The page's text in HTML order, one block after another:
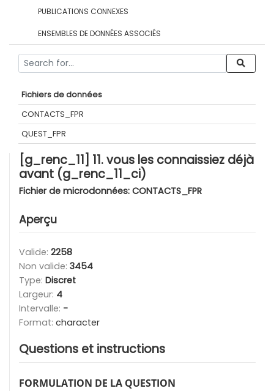
PUBLICATIONS CONNEXES
ENSEMBLES DE DONNÉES ASSOCIÉS
Fichiers de données
CONTACTS_FPR
QUEST_FPR
[g_renc_11] 11. vous les connaissiez déjà
avant (g_renc_11_ci)
Fichier de microdonnées: CONTACTS_FPR
Aperçu
Valide: 2258
Non valide: 3454
Type: Discret
Largeur: 4
Intervalle: -
Format: character
Questions et instructions
FORMULATION DE LA QUESTION